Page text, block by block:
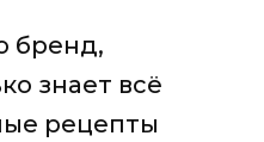
бренд,
знает всё
рецепты